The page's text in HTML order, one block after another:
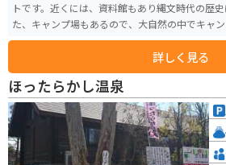
トです。近くには、資料館もあり縄文時代の歴
た、キャンプ場もあるので、大自然の中でキャ
す。
詳しく見る
ほったらかし温泉